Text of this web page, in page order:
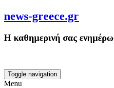
news-greece.gr
Η καθημερινή σας
Toggle navigation
Menu